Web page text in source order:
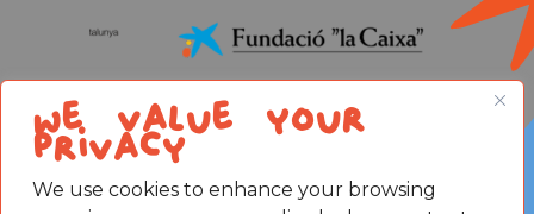
We value your
privacy
We use cookies to enhance your browsing
Avís legal